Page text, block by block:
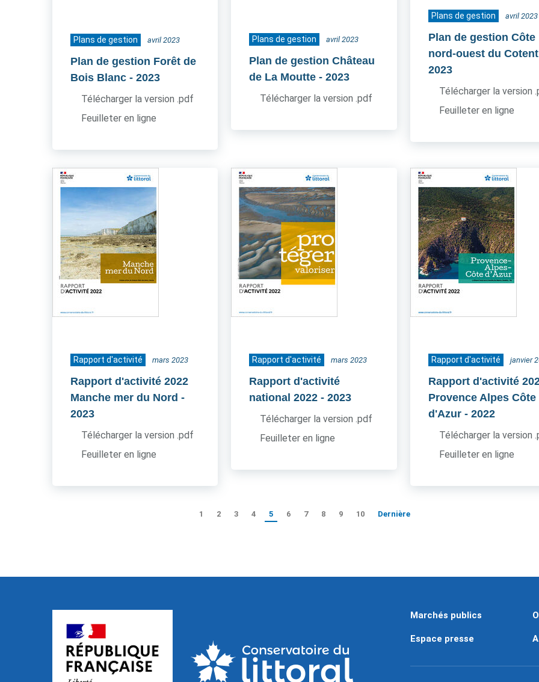
Plans de gestion avril 2023
Plan de gestion Forêt de
Bois Blanc - 2023
Télécharger la version .pdf
Feuilleter en ligne
Plans de gestion avril 2023
Plan de gestion Château
de La Moutte - 2023
Télécharger la version .pdf
Plans de gestion avril 2023
Plan de gestion Côte
nord-ouest du
2023
Télécharger la version
Feuilleter en ligne
Rapport d'activité mars 2023
Rapport d'activité 2022
Manche mer du Nord -
2023
Télécharger la version .pdf
Feuilleter en ligne
Rapport d'activité mars 2023
Rapport d'activité
national 2022 - 2023
Télécharger la version .pdf
Feuilleter en ligne
Rapport d'activité janvier
Rapport d'activité
Provence Alpes Côte
d'Azur - 2022
Télécharger la version
Feuilleter en ligne
1 2 3 4 5 6 7 8 9 10 Dernière
Marchés publics
Espace presse